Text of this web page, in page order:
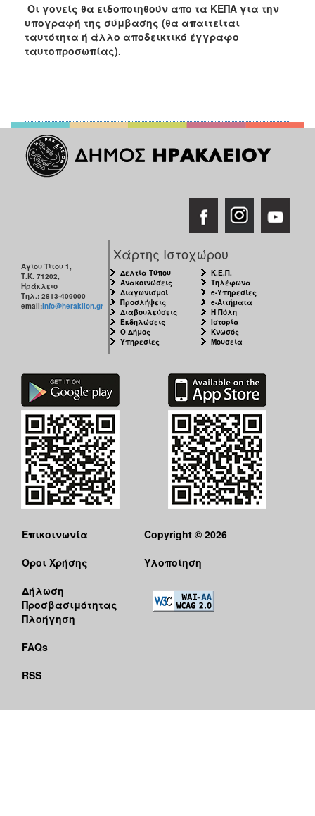
Οι γονείς θα ειδοποιηθούν απο τα ΚΕΠΑ για την
υπογραφή της σύμβασης (θα απαιτείται
ταυτότητα ή άλλο αποδεικτικό έγγραφο
ταυτοπροσωπίας).
Αγίου Τίτου 1,
Τ.Κ. 71202,
Ηράκλειο
Τηλ.: 2813-409000
email:info@heraklion.gr
Χάρτης Ιστοχώρου
Δελτία Τύπου
Ανακοινώσεις
Διαγωνισμοί
Προσλήψεις
Διαβουλεύσεις
Εκδηλώσεις
Ο Δήμος
Υπηρεσίες
Κ.Ε.Π.
Τηλέφωνα
e-Υπηρεσίες
e-Αιτήματα
Η Πόλη
Ιστορία
Κνωσός
Μουσεία
Επικοινωνία
Όροι Χρήσης
Δήλωση
Προσβασιμότητας
Πλοήγηση
FAQs
RSS
Copyright © 2026
Υλοποίηση